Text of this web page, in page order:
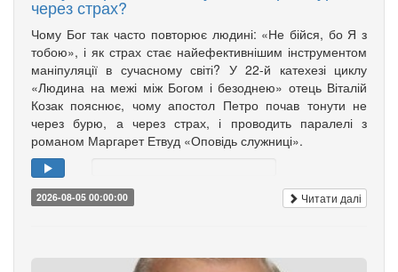
через страх?
Чому Бог так часто повторює людині: «Не бійся, бо Я з
тобою», і як страх стає найефективнішим інструментом
маніпуляції в сучасному світі? У 22-й катехезі циклу
«Людина на межі між Богом і безоднею» отець Віталій
Козак пояснює, чому апостол Петро почав тонути не
через бурю, а через страх, і проводить паралелі з
романом Маргарет Етвуд «Оповідь служниці».
2026-08-05 00:00:00 Читати далі